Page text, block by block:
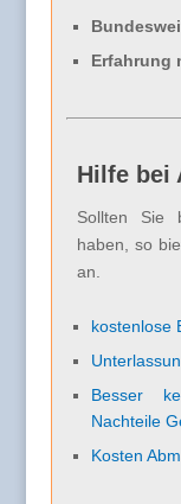
Erfahrung
Hilfe bei
Sollten Sie
haben, so
an.
kostenlose
Besser
Nachteile
Kosten